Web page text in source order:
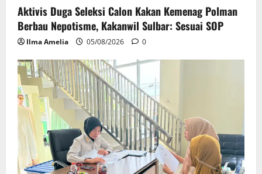
Aktivis Duga Seleksi Calon Kakan Kemenag Polman
Berbau Nepotisme, Kakanwil Sulbar: Sesuai SOP
Ilma Amelia 05/08/2026 0